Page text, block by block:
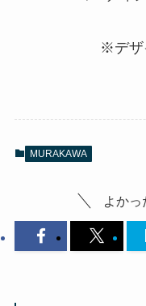
※デザ
MURAKAWA
よかっ